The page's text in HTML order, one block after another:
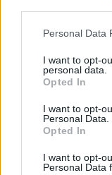
Personal Data
I want to opt-
personal data.
Opted In
I want to opt-
Personal Data.
Opted In
I want to opt-
Personal Data
Esim for Global
Esim for USA|